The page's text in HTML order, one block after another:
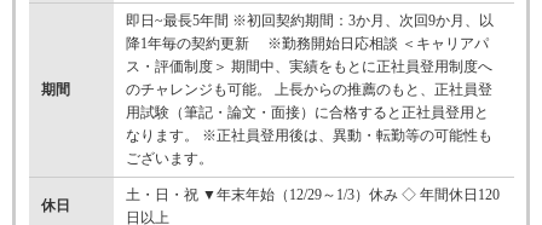
期間
即日~最長5年間 ※初回契約期間：3か月、次回9か月、以
降1年毎の契約更新 ※勤務開始日応相談 ＜キャリアパ
ス・評価制度＞ 期間中、実績をもとに正社員登用制度へ
のチャレンジも可能。 上長からの推薦のもと、正社員登
用試験（筆記・論文・面接）に合格すると正社員登用と
なります。 ※正社員登用後は、異動・転勤等の可能性も
ございます。
休日
土・日・祝 ▼年末年始（12/29～1/3）休み ◇ 年間休日120
日以上